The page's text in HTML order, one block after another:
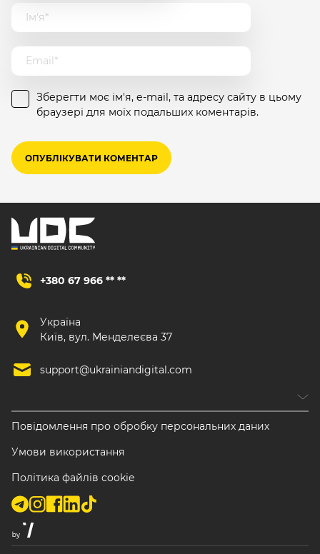
Зберегти моє ім'я, e-mail, та адресу сайту в цьому
браузері для моїх подальших коментарів.
+380 67 966 ** **
Україна
Київ, вул. Менделеєва 37
support@ukrainiandigital.com
Повідомлення про обробку персональних даних
Умови використання
Політика файлів cookie